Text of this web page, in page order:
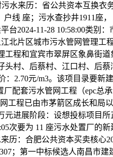
水来历：省公共资本互换衣
线 座；污水查抄井1911座
2024-11-28 10:58:00类别
北片区城市污水管网管理
程和宜宾市翠屏区象鼻街
村、后蔡村、江口村、后
2.70元/m3。该项目录要新
套污水管网工程（epc总承
工程已由市茅箭区成长和
进展阶段：设想投标项目
次要为 11 座污水处置厂的
：合肥公共资本买卖核心
；第一中标候选人南昌市